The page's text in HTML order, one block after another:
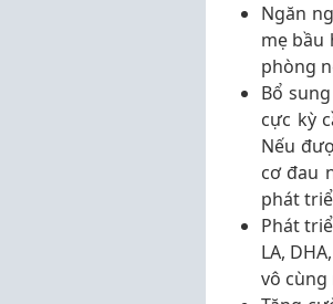
Ngăn
mẹ bầu
phòng
Bổ
cực kỳ
Nếu
cơ đau
phát
Phát
LA,
vô cùng